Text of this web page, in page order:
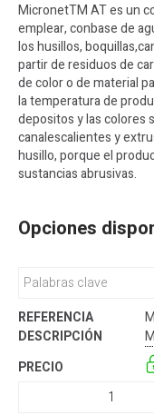
MicronetTM AT es un
emplear, conbase de
los husillos,
partir de residuos de
de color o de material
la temperatura de
depositos y las colores
canalescalientes y
husillo, porque el
sustancias abrusivas.
Opciones